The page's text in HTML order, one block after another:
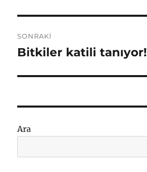
SONRAKI
Sonraki
Bitkiler katili tanıyor!
Ara